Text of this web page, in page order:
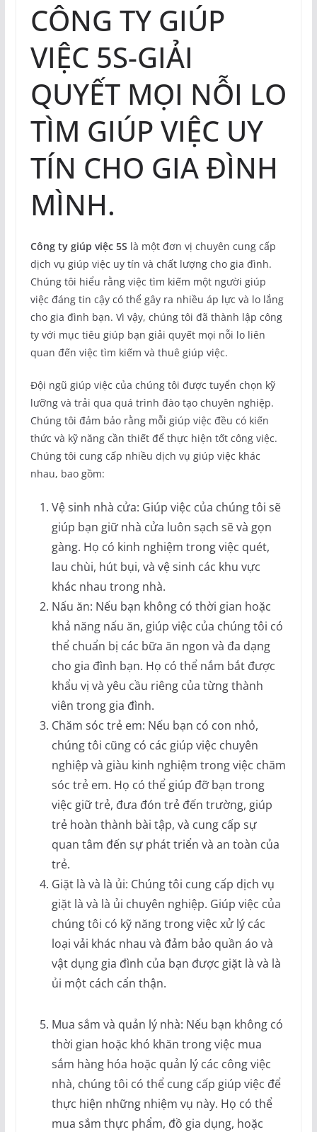
CÔNG TY GIÚP
VIỆC 5S-GIẢI
QUYẾT MỌI NỖI LO
TÌM GIÚP VIỆC UY
TÍN CHO GIA ĐÌNH
MÌNH.
Công ty giúp việc 5S là một đơn vị chuyên cung cấp
dịch vụ giúp việc uy tín và chất lượng cho gia đình.
Chúng tôi hiểu rằng việc tìm kiếm một người giúp
việc đáng tin cậy có thể gây ra nhiều áp lực và lo lắng
cho gia đình bạn. Vì vậy, chúng tôi đã thành lập công
ty với mục tiêu giúp bạn giải quyết mọi nỗi lo liên
quan đến việc tìm kiếm và thuê giúp việc.
Đội ngũ giúp việc của chúng tôi được tuyển chọn kỹ
lưỡng và trải qua quá trình đào tạo chuyên nghiệp.
Chúng tôi đảm bảo rằng mỗi giúp việc đều có kiến
thức và kỹ năng cần thiết để thực hiện tốt công việc.
Chúng tôi cung cấp nhiều dịch vụ giúp việc khác
nhau, bao gồm:
Vệ sinh nhà cửa: Giúp việc của chúng tôi sẽ
giúp bạn giữ nhà cửa luôn sạch sẽ và gọn
gàng. Họ có kinh nghiệm trong việc quét,
lau chùi, hút bụi, và vệ sinh các khu vực
khác nhau trong nhà.
Nấu ăn: Nếu bạn không có thời gian hoặc
khả năng nấu ăn, giúp việc của chúng tôi có
thể chuẩn bị các bữa ăn ngon và đa dạng
cho gia đình bạn. Họ có thể nắm bắt được
khẩu vị và yêu cầu riêng của từng thành
viên trong gia đình.
Chăm sóc trẻ em: Nếu bạn có con nhỏ,
chúng tôi cũng có các giúp việc chuyên
nghiệp và giàu kinh nghiệm trong việc chăm
sóc trẻ em. Họ có thể giúp đỡ bạn trong
việc giữ trẻ, đưa đón trẻ đến trường, giúp
trẻ hoàn thành bài tập, và cung cấp sự
quan tâm đến sự phát triển và an toàn của
trẻ.
Giặt là và là ủi: Chúng tôi cung cấp dịch vụ
giặt là và là ủi chuyên nghiệp. Giúp việc của
chúng tôi có kỹ năng trong việc xử lý các
loại vải khác nhau và đảm bảo quần áo và
vật dụng gia đình của bạn được giặt là và là
ủi một cách cẩn thận.
Mua sắm và quản lý nhà: Nếu bạn không có
thời gian hoặc khó khăn trong việc mua
sắm hàng hóa hoặc quản lý các công việc
nhà, chúng tôi có thể cung cấp giúp việc để
thực hiện những nhiệm vụ này. Họ có thể
mua sắm thực phẩm, đồ gia dụng, hoặc